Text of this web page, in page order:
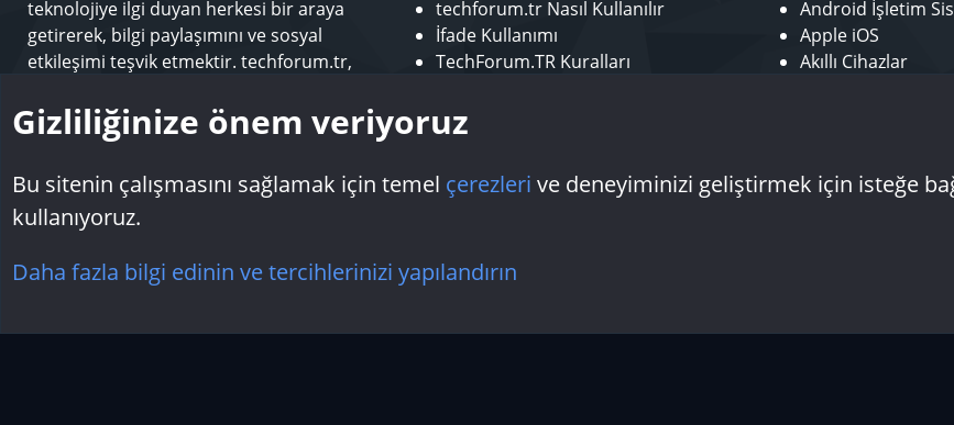
teknolojiye ilgi duyan herkesi bir araya
getirerek, bilgi paylaşımını ve sosyal
etkileşimi teşvik etmektir. techforum.tr,
sunarak, teknoloji dünyasındaki en son
gelişmeleri takip etme ve öğrenme fırsatı
techforum.tr Nasıl Kullanılır
İfade Kullanımı
TechForum.TR Kuralları
Moderatör Başvurusu - Bize Katıl
Makale Yazarı Başvurusu
Android İşletim
Apple iOS
Akıllı Cihazlar
Topluluk platform by TechForumTR
Gizliliğinize önem veriyoruz
Bu sitenin çalışmasını sağlamak için temel çerezleri ve deneyiminizi geliştirmek için isteğe
kullanıyoruz.
Daha fazla bilgi edinin ve tercihlerinizi yapılandırın